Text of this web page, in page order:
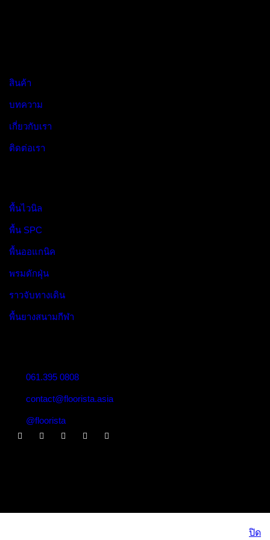
สินค้า
บทความ
เกี่ยวกับเรา
ติดต่อเรา
พื้นไวนิล
พื้น SPC
พื้นออแกนิค
พรมดักฝุ่น
ราวจับทางเดิน
พื้นยางสนามกีฬา
061.395 0808
contact@floorista.asia
@floorista
ปิด